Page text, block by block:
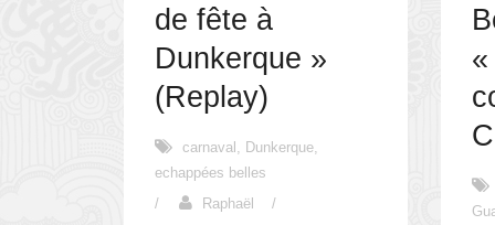
de fête à
Dunkerque »
(Replay)
carnaval , Dunkerque,
echappées belles
/
Raphaël
/